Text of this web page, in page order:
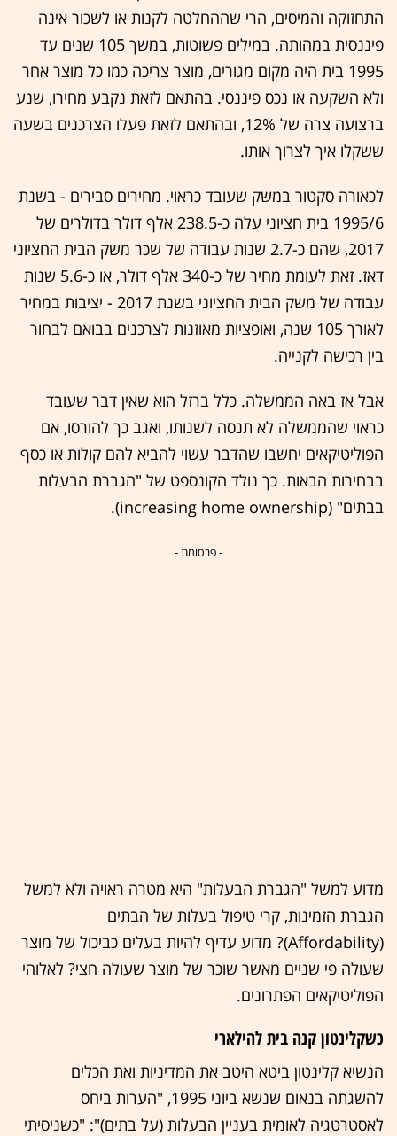
התחזוקה והמיסים, הרי שההחלטה לקנות או לשכור אינה
פיננסית במהותה. במילים פשוטות, במשך 105 שנים עד
1995 בית היה מקום מגורים, מוצר צריכה כמו כל מוצר אחר
ולא השקעה או נכס פיננסי. בהתאם לזאת נקבע מחירו, שנע
ברצועה צרה של 12%, ובהתאם לזאת פעלו הצרכנים בשעה
ששקלו איך לצרוך אותו.
לכאורה סקטור במשק שעובד כראוי. מחירים סבירים - בשנת
1995/6 בית חציוני עלה כ-238.5 אלף דולר בדולרים של
2017, שהם כ-2.7 שנות עבודה של שכר משק הבית החציוני
דאז. זאת לעומת מחיר של כ-340 אלף דולר, או כ-5.6 שנות
עבודה של משק הבית החציוני בשנת 2017 - יציבות במחיר
לאורך 105 שנה, ואופציות מאוזנות לצרכנים בבואם לבחור
בין רכישה לקנייה.
אבל אז באה הממשלה. כלל ברזל הוא שאין דבר שעובד
כראוי שהממשלה לא תנסה לשנותו, ואגב כך להורסו, אם
הפוליטיקאים יחשבו שהדבר עשוי להביא להם קולות או כסף
בבחירות הבאות. כך נולד הקונספט של "הגברת הבעלות
בבתים" (increasing home ownership).
- פרסומת -
מדוע למשל "הגברת הבעלות" היא מטרה ראויה ולא למשל
הגברת הזמינות, קרי טיפול בעלות של הבתים
(Affordability)? מדוע עדיף להיות בעלים כביכול של מוצר
שעולה פי שניים מאשר שוכר של מוצר שעולה חצי? לאלוהי
הפוליטיקאים הפתרונים.
כשקלינטון קנה בית להילארי
הנשיא קלינטון ביטא היטב את המדיניות ואת הכלים
להשגתה בנאום שנשא ביוני 1995, "הערות ביחס
לאסטרטגיה לאומית בעניין הבעלות (על בתים)": "כשניסיתי